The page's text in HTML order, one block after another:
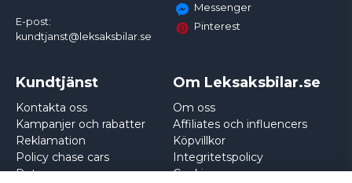
E-post:
kundtjanst@leksaksbilar.se
Messenger
Pinterest
Kundtjänst
Kontakta oss
Kampanjer och rabatter
Reklamation
Policy chase cars
Returnera
Om Leksaksbilar.se
Om oss
Affiliates och influencers
Köpvillkor
Integritetspolicy
Cookies